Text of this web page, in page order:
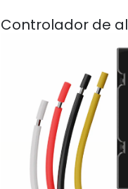
Controlador de